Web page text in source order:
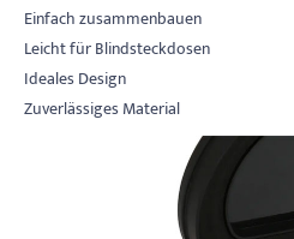
Einfach zusammenbauen
Leicht für Blindsteckdosen
Ideales Design
Zuverlässiges Material